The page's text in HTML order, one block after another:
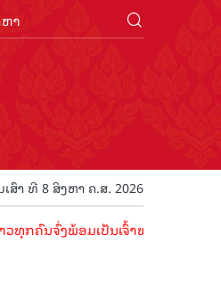
ສົາ ທີ 8 ສິງຫາ ຄ.ສ. 2026
ງພ້ອມເປັນເຈົ້າພາບທີ່ດີ ຕ້ອນຮັບນັກ